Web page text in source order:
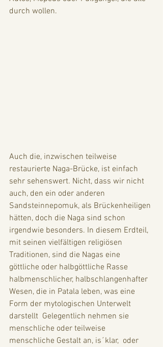
durch wollen.
Auch die, inzwischen teilweise
restaurierte Naga-Brücke, ist einfach
sehr sehenswert. Nicht, dass wir nicht
auch, den ein oder anderen
Sandsteinnepomuk, als Brückenheiligen
hätten, doch die Naga sind schon
irgendwie besonders. In diesem Erdteil,
mit seinen vielfältigen religiösen
Traditionen, sind die Nagas eine
göttliche oder halbgöttliche Rasse
halbmenschlicher, halbschlangenhafter
Wesen, die in Patala leben, was eine
Form der mytologischen Unterwelt
darstellt  Gelegentlich nehmen sie
menschliche oder teilweise
menschliche Gestalt an, is´klar,  oder